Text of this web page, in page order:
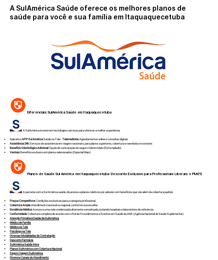
A SulAmérica Saúde oferece os melhores planos de
saúde para você e sua família em Itaquaquecetuba
Diferenciais SulAmérica Saúde emItaquaquecetuba
A SulAmérica investe em tecnologia e serviços para oferecer a melhor experiência:
AplicativoAPP Sul AméricaSaúde na Tela -Telemedicina:Agendamentos online e consultas digitais
Assistência 24h:Serviços de assistência em viagem nacional e, para planos superiores, cobertura e reembolso no exterior.
Benefício Odontológico Adicional:Opção de contratação do seguro Odonto Mais (Rol Ampliado).
Vacinas:Benefício exclusivo em planos selecionados (Especial Mais).
Planos de Saúde Sul América emItaquaquecetuba: Desconto Exclusivo para Profissionais Liberais e PME'S
A parceria com a Sul América saúde, dá acesso a planos coletivos por adesão com benefícios que vão além da cobertura padrão:
Preços Competitivos:Condições exclusivas para a categoria profissional.
Cobertura Ampla:Atendimento nacional ou regional, conforme sua escolha.
Excelência Médica:Acesso a uma rede credenciada altamente conceituada, incluindo hospitais e laboratórios de referência.
Conformidade:Cobertura completa de acordo com o Rol de Procedimentos e Eventos em Saúde da ANS (Agência Nacional de Saúde Suplementar).
Atenção Primária à Saúde da SulAmérica
Médico de Família
Médico na Tela
Psicólogo na Tela
Diversas Modalidades de Contratação
Desconto Farmácia
SulAmérica Saúde Ativa
Planos SulAmérica com Cobertura Nacional
Seguro Viagem SulAmérica
Diversos Canais de Atendimento